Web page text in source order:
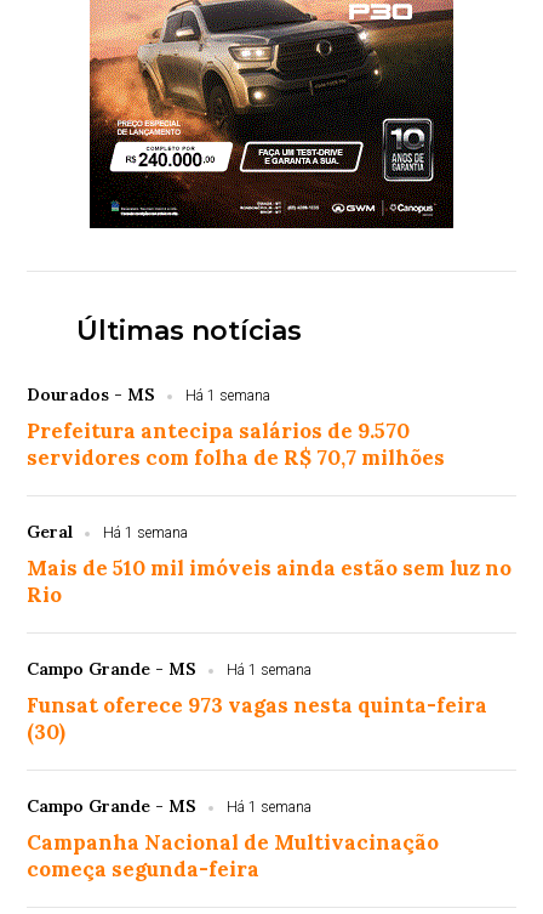
Últimas notícias
Dourados - MS Há 1 semana
Prefeitura antecipa salários de 9.570
servidores com folha de R$ 70,7 milhões
Geral Há 1 semana
Mais de 510 mil imóveis ainda estão sem luz no
Rio
Campo Grande - MS Há 1 semana
Funsat oferece 973 vagas nesta quinta-feira
(30)
Campo Grande - MS Há 1 semana
Campanha Nacional de Multivacinação
começa segunda-feira